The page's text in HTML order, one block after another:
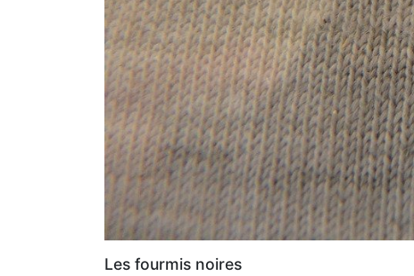
Les fourmis noires